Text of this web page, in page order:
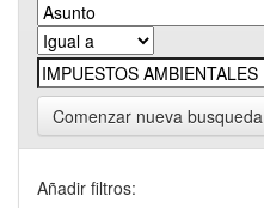
Comenzar nueva busqueda
Añadir filtros: